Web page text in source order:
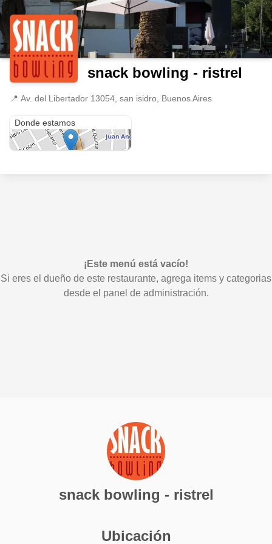
snack bowling - ristrel
📍 Av. del Libertador 13054, san isidro, Buenos Aires
Donde estamos
¡Este menú está vacío!
Si eres el dueño de este restaurante, agrega items y categorias
desde el panel de administración.
snack bowling - ristrel
Ubicación